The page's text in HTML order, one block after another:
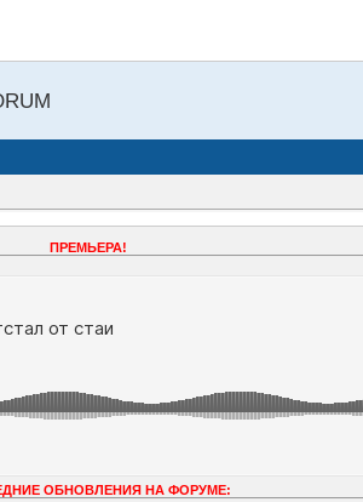
ПРЕМЬЕРА!
ОБНОВЛЕНИЯ НА ФОРУМЕ: